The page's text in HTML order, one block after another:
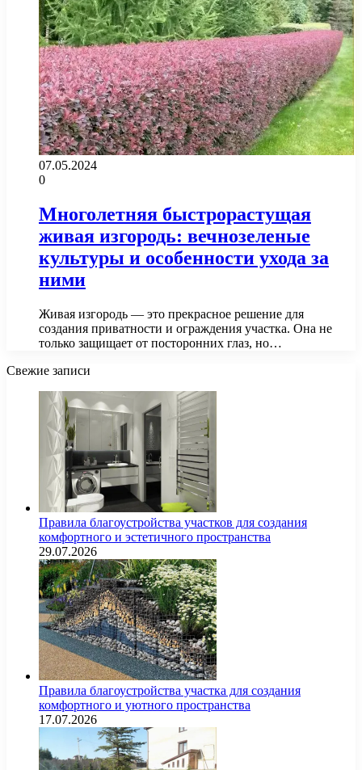
07.05.2024
0
Многолетняя быстрорастущая
живая изгородь: вечнозеленые
культуры и особенности ухода за
ними
Живая изгородь — это прекрасное решение для
создания приватности и ограждения участка. Она не
только защищает от посторонних глаз, но…
Свежие записи
Правила благоустройства участков для создания
комфортного и эстетичного пространства
29.07.2026
Правила благоустройства участка для создания
комфортного и уютного пространства
17.07.2026